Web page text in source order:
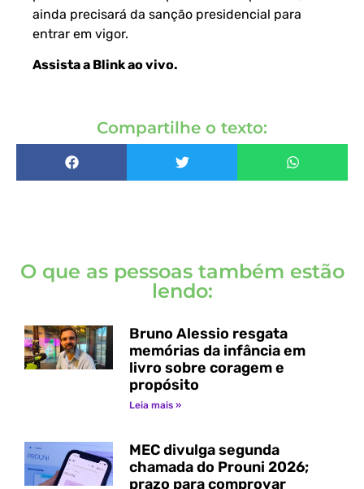
ainda precisará da sanção presidencial para
entrar em vigor.
Assista a Blink ao vivo.
Compartilhe o texto:
O que as pessoas também estão
lendo:
Bruno Alessio resgata
memórias da infância em
livro sobre coragem e
propósito
Leia mais »
MEC divulga segunda
chamada do Prouni 2026;
prazo para comprovar